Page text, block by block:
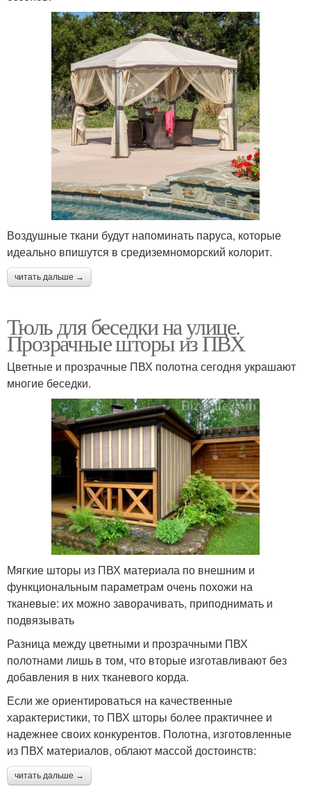
Воздушные ткани будут напоминать паруса, которые
идеально впишутся в средиземноморский колорит.
читать дальше →
Тюль для беседки на улице.
Прозрачные шторы из ПВХ
Цветные и прозрачные ПВХ полотна сегодня украшают
многие беседки.
Мягкие шторы из ПВХ материала по внешним и
функциональным параметрам очень похожи на
тканевые: их можно заворачивать, приподнимать и
подвязывать
Разница между цветными и прозрачными ПВХ
полотнами лишь в том, что вторые изготавливают без
добавления в них тканевого корда.
Если же ориентироваться на качественные
характеристики, то ПВХ шторы более практичнее и
надежнее своих конкурентов. Полотна, изготовленные
из ПВХ материалов, облают массой достоинств:
читать дальше →